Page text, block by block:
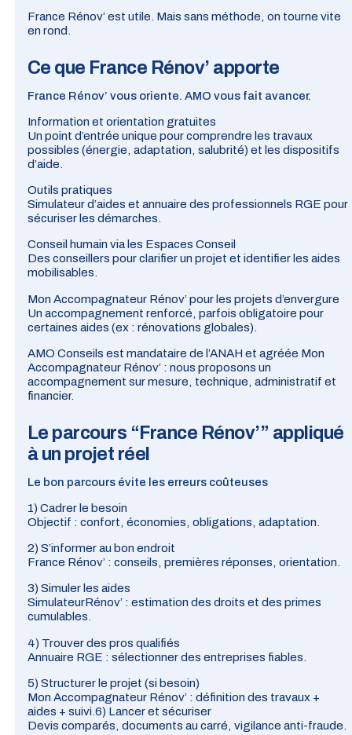
France Rénov’ est utile. Mais sans méthode, on tourne vite
en rond.
Ce que France Rénov’ apporte
France Rénov’ vous oriente. AMO vous fait avancer.
Information et orientation gratuites
Un point d’entrée unique pour comprendre les travaux
possibles (énergie, adaptation, salubrité) et les dispositifs
d’aide.
Outils pratiques
Simulateur d’aides et annuaire des professionnels RGEpour
sécuriser les démarches.
Conseil humain via les Espaces Conseil
Des conseillers pour clarifier un projet et identifier les aides
mobilisables.
Mon Accompagnateur Rénov’ pour les projets d’envergure
Un accompagnement renforcé, parfois obligatoire pour
certaines aides (ex : rénovations globales).
AMO Conseils est mandataire de l’ANAH et agréée Mon
Accompagnateur Rénov’: nous proposons un
accompagnement sur mesure, technique, administratif et
financier.
Le parcours “France Rénov’” appliqué
à un projet réel
Le bon parcours évite les erreurs coûteuses
1) Cadrer le besoin
Objectif : confort, économies, obligations, adaptation.
2) S’informer au bon endroit
France Rénov’ : conseils, premières réponses, orientation.
3) Simuler les aides
SimulateurRénov’ : estimation des droits et des primes
cumulables.
4) Trouver des pros qualifiés
Annuaire RGE : sélectionner des entreprises fiables.
5) Structurer le projet (si besoin)
Mon Accompagnateur Rénov’ : définition des travaux +
aides + suivi.6) Lancer et sécuriser
Devis comparés, documents au carré, vigilance anti-fraude.